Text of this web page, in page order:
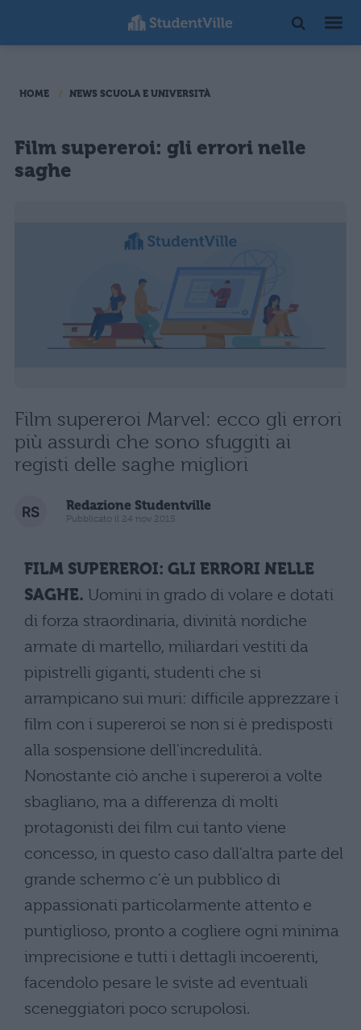
HOME NEWS SCUOLA E UNIVERSITÀ
Film supereroi: gli errori nelle
saghe
Film supereroi Marvel: ecco gli errori
più assurdi che sono sfuggiti ai
registi delle saghe migliori
Redazione Studentville
Pubblicato il 24 nov 2015
FILM SUPEREROI: GLI ERRORI NELLE
SAGHE. Uomini in grado di volare e dotati
di forza straordinaria, divinità nordiche
armate di martello, miliardari vestiti da
pipistrelli giganti, studenti che si
arrampicano sui muri: difficile apprezzare i
film con i supereroi se non si è predisposti
alla sospensione dell'incredulità.
Nonostante ciò anche i supereroi a volte
sbagliano, ma a differenza di molti
protagonisti dei film cui tanto viene
concesso, in questo caso dall'altra parte del
grande schermo c'è un pubblico di
appassionati particolarmente attento e
puntiglioso, pronto a cogliere ogni minima
imprecisione e tutti i dettagli incoerenti,
facendolo pesare le sviste ad eventuali
sceneggiatori poco scrupolosi.